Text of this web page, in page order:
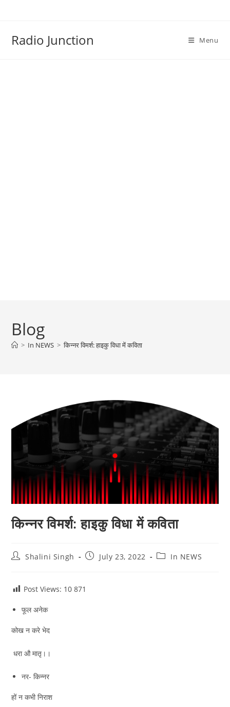
Radio Junction Menu
Blog
> In NEWS > किन्नर विमर्श: हाइकु विधा में कविता
किन्नर विमर्श: हाइकु विधा में कविता
PostShalini Singh
PostJuly 23, 2022
PostIn NEWS
Post Views: 10 871
फूल अनेक
कोख न करे भेद
धरा औ मातृ।।
नर- किन्नर
हों न कभी निराश